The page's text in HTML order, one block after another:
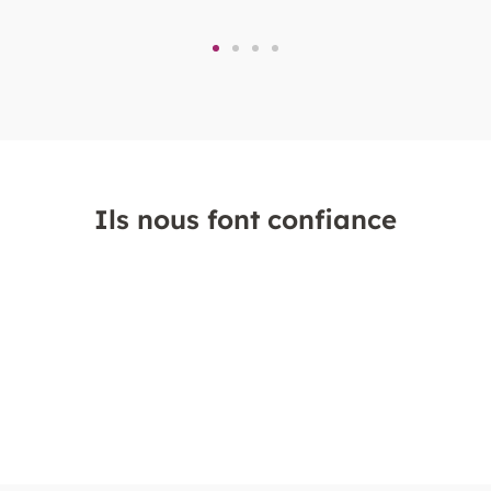
avec l’IA » est une
comment
Ils nous font confiance